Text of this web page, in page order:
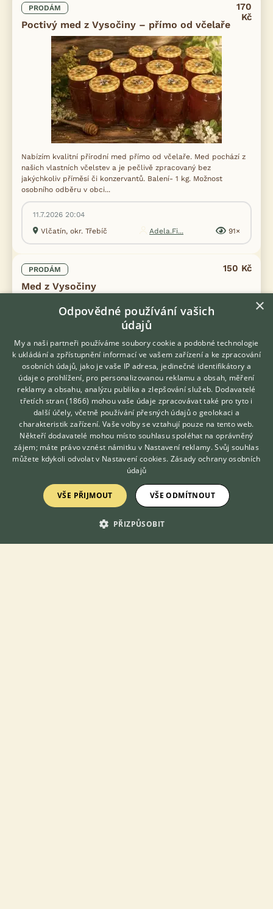
PRODÁM
Poctivý med z Vysočiny – přímo od včelaře
170
Kč
Nabízím kvalitní přírodní med přímo od včelaře. Med pochází z
našich vlastních včelstev a je pečlivě zpracovaný bez
jakýchkoliv příměsí či konzervantů. Balení- 1 kg. Možnost
osobního odběru v obci...
11.7.2026 20:04
Vlčatín, okr. Třebíč
Adela.Fi... 91×
PRODÁM
Med z Vysočiny
150 Kč
Nabízím med z Vysočiny od vlastních včelek. Med je letošní, teď
stáčený. Zatím je jarní, pastovaný a med smíšený - malina. Cena
150 Kč sklenice 980 g. Možnost odebrat i v kyblíkách cca 10 - 14
14.7.2026 10:38
Hledáte zvířecího kamaráda?
Zdarma vám poradí
VETERINÁŘ ONLINE
KONZULTOVAT S
VETERINÁŘEM
×
Odpovědné používání vašich
údajů
My a naši partneři používáme soubory cookie a podobné technologie
k ukládání a zpřístupnění informací ve vašem zařízení a ke zpracování
osobních údajů, jako je vaše IP adresa, jedinečné identifikátory a
údaje o prohlížení, pro personalizovanou reklamu a obsah, měření
reklamy a obsahu, analýzu publika a zlepšování služeb. Dodavatelé
třetích stran (1866) mohou vaše údaje zpracovávat také pro tyto i
další účely, včetně používání přesných údajů o geolokaci a
charakteristik zařízení. Vaše volby se vztahují pouze na tento web.
Někteří dodavatelé mohou místo souhlasu spoléhat na oprávněný
zájem; máte právo vznést námitku v Nastavení reklamy. Svůj souhlas
můžete kdykoli odvolat v Nastavení cookies. Zásady ochrany osobních
údajů
VŠE PŘIJMOUT VŠE ODMÍTNOUT
PŘIZPŮSOBIT